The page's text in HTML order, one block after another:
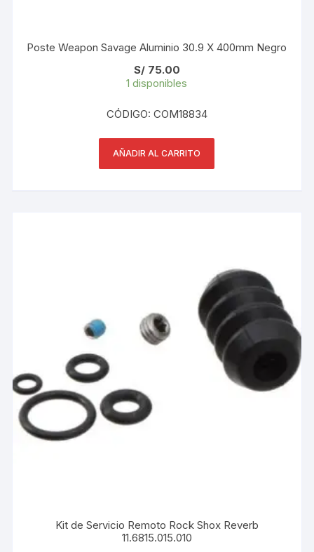
Poste Weapon Savage Aluminio 30.9 X 400mm Negro
S/75.00
1 disponibles
CÓDIGO: COM18834
AÑADIR AL CARRITO
Kit de Servicio Remoto Rock Shox Reverb
11.6815.015.010